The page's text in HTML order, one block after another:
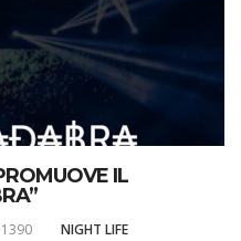
IL
NIGHT LIFE